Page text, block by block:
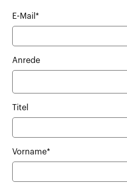
E-Mail*
Anrede
Titel
Vorname*